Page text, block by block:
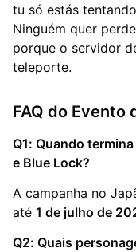
tu só estás
Ninguém quer
porque o servidor
teleporte.
FAQ do Evento
Q1: Quando
e Blue Lock?
A campanha no
até 1 de julho de
Q2: Quais